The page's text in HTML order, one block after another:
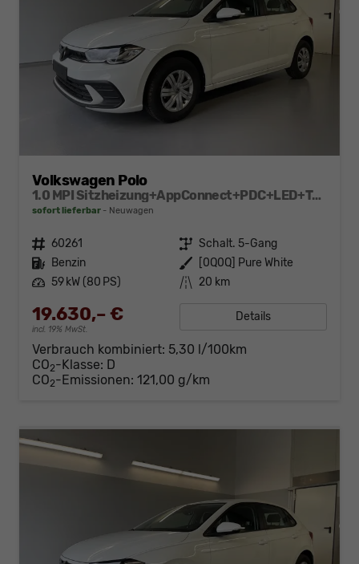
Volkswagen Polo
1.0 MPI Sitzheizung+AppConnect+PDC+LED+Touch+Lichtsensor+MultiLenkrad
sofort lieferbar Neuwagen
Fahrzeugnr. 60261 Getriebe Schalt. 5-Gang
Kraftstoff Benzin Außenfarbe
[0Q0Q] Pure White
Leistung 59 kW (80 PS) Kilometerstand 20 km
19.630,– €
incl. 19% MwSt.
Details
Verbrauch kombiniert: 5,30 l/100km
CO2-Klasse: D
CO2-Emissionen: 121,00 g/km